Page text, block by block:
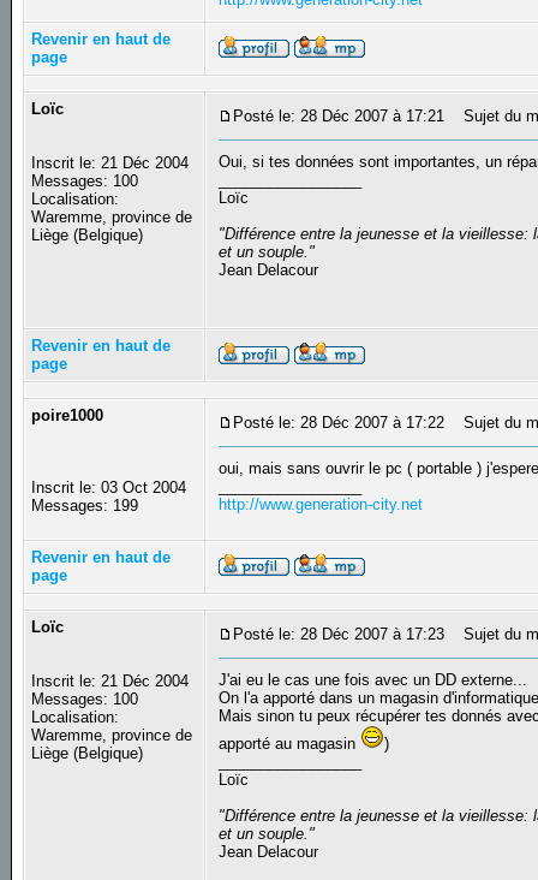
Revenir en haut de
page
Loïc
Inscrit le: 21 Déc 2004
Messages: 100
Localisation:
Waremme, province de
Liège (Belgique)
Posté le: 28 Déc 2007 à 17:21 Sujet du
Oui, si tes données sont importantes, un
Loïc
"Différence entre la jeunesse et la vieillesse:
et un souple."
Jean Delacour
Revenir en haut de
page
poire1000
Inscrit le: 03 Oct 2004
Messages: 199
Posté le: 28 Déc 2007 à 17:22 Sujet du
oui, mais sans ouvrir le pc ( portable )
http://www.generation-city.net
Revenir en haut de
page
Loïc
Inscrit le: 21 Déc 2004
Messages: 100
Localisation:
Waremme, province de
Liège (Belgique)
Posté le: 28 Déc 2007 à 17:23 Sujet du
J'ai eu le cas une fois avec un DD externe...
On l'a apporté dans un magasin
Mais sinon tu peux récupérer tes donnés
apporté au magasin
)
Loïc
"Différence entre la jeunesse et la vieillesse:
et un souple."
Jean Delacour